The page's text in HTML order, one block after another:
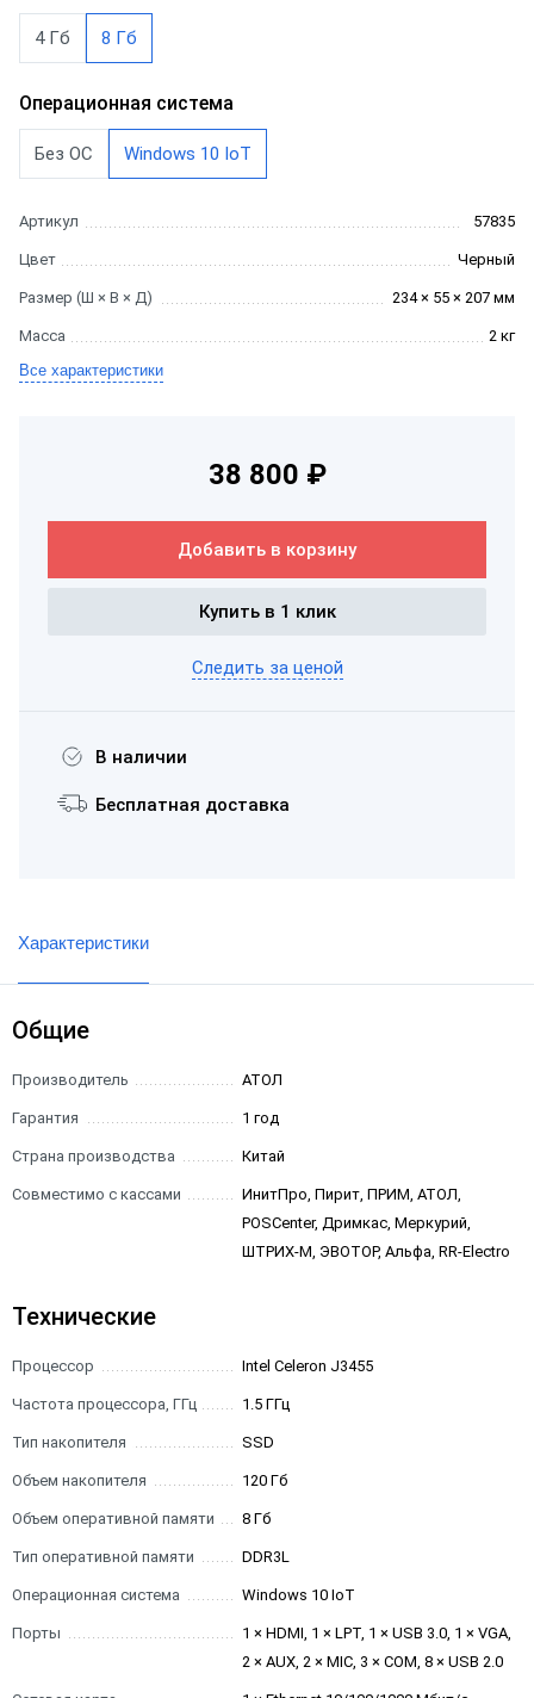
4 Гб 8 Гб
Операционная система
Без ОС Windows 10 IoT
Артикул 57835
Цвет Черный
Размер (Ш × В × Д) 234 × 55 × 207 мм
Масса
2 кг
Все характеристики
38 800 ₽
Добавить в корзину
Купить в 1 клик
Следить за ценой
В наличии
Бесплатная доставка
Характеристики
Общие
Производитель АТОЛ
Гарантия 1 год
Страна производства Китай
Совместимо с кассами
ИнитПро, Пирит, ПРИМ, АТОЛ,
POSCenter, Дримкас, Меркурий,
ШТРИХ-М, ЭВОТОР, Альфа, RR-Electro
Технические
Процессор Intel Celeron J3455
Частота процессора, ГГц 1.5 ГГц
Тип накопителя SSD
Объем накопителя 120 Гб
Объем оперативной памяти 8 Гб
Тип оперативной памяти DDR3L
Операционная система Windows 10 IoT
Порты
1 × HDMI, 1 × LPT, 1 × USB 3.0, 1 × VGA,
2 × AUX, 2 × MIC, 3 × COM, 8 × USB 2.0